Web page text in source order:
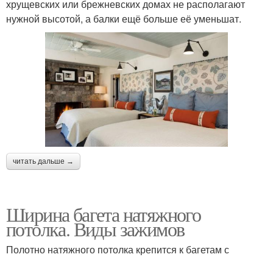
хрущевских или брежневских домах не располагают
нужной высотой, а балки ещё больше её уменьшат.
читать дальше →
Ширина багета натяжного
потолка. Виды зажимов
Полотно натяжного потолка крепится к багетам с